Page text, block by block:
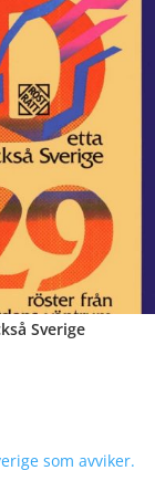
Sverige